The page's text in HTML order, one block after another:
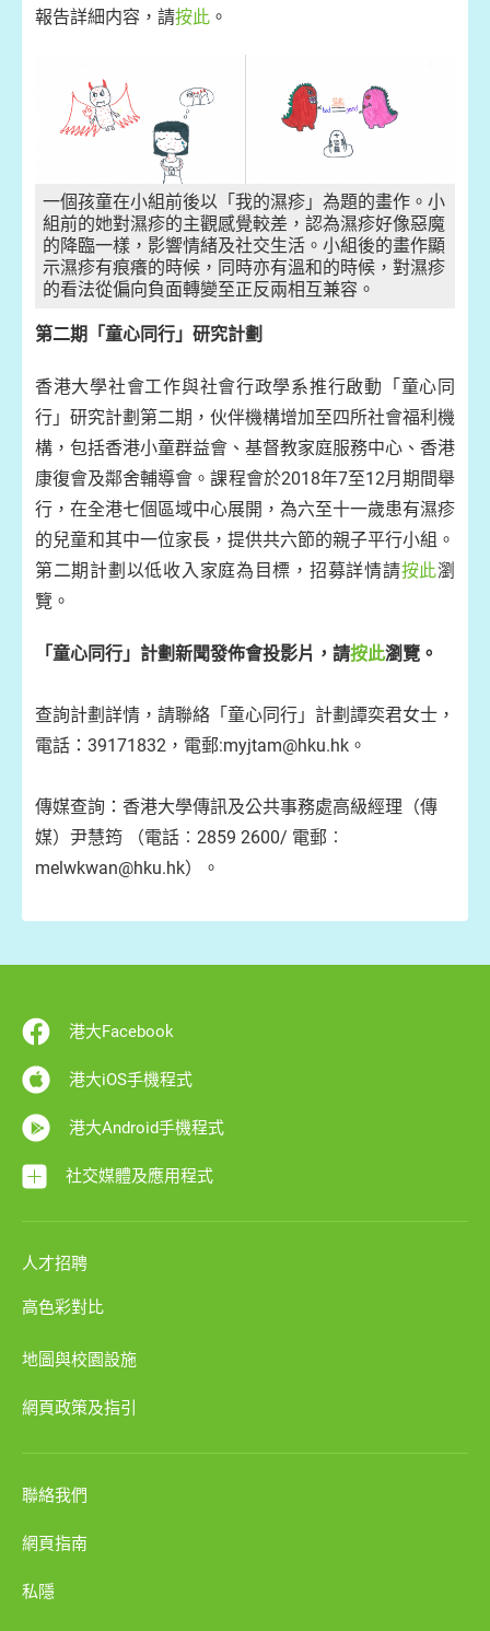
報告詳細内容，請按此 。
一個孩童在小組前後以「我的濕疹」為題的畫作。小
組前的她對濕疹的主觀感覺較差，認為濕疹好像惡魔
的降臨一樣，影響情緒及社交生活。小組後的畫作顯
示濕疹有痕癢的時候，同時亦有溫和的時候，對濕疹
的看法從偏向負面轉變至正反兩相互兼容。
第二期「童心同行」研究計劃
香港大學社會工作與社會行政學系推行啟動「童心同
行」研究計劃第二期，伙伴機構增加至四所社會福利機
構，包括香港小童群益會、基督教家庭服務中心、香港
康復會及鄰舍輔導會。課程會於2018年7至12月期間舉
行，在全港七個區域中心展開，為六至十一歲患有濕疹
的兒童和其中一位家長，提供共六節的親子平行小組。
第二期計劃以低收入家庭為目標，招募詳情請按此瀏
覽。
「童心同行」計劃新聞發佈會投影片，請按此瀏覽。
查詢計劃詳情，請聯絡「童心同行」計劃譚奕君女士，
電話：39171832，電郵:myjtam@hku.hk。
傳媒查詢：香港大學傳訊及公共事務處高級經理（傳
媒）尹慧筠 （電話︰2859 2600/ 電郵︰
melwkwan@hku.hk）。
港大Facebook
港大iOS手機程式
港大Android手機程式
社交媒體及應用程式
人才招聘
高色彩對比
地圖與校園設施
網頁政策及指引
聯絡我們
網頁指南
私隱